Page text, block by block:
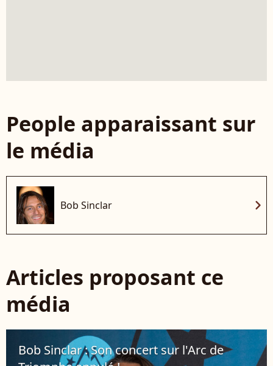
People apparaissant sur
le média
Bob Sinclar chevron_right
Articles proposant ce
média
Bob Sinclar : Son concert sur l'Arc de